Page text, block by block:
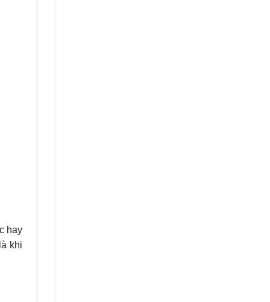
hay
khi